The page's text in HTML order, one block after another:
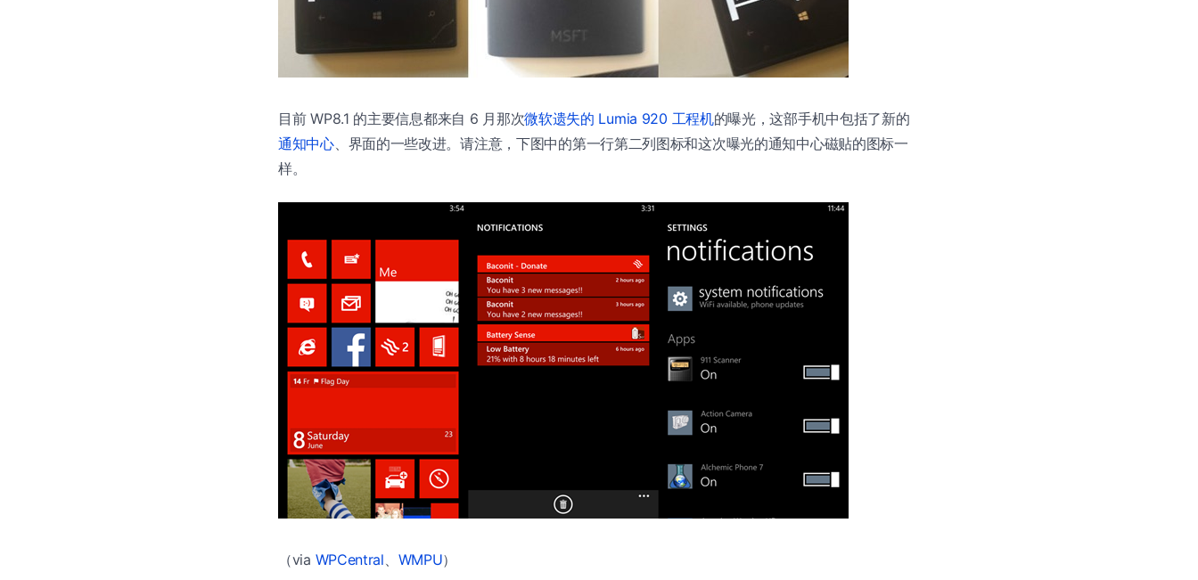
目前 WP8.1 的主要信息都来自 6 月那次微软遗失的 Lumia 920 工程机的曝光，这部手机中包括了新的
通知中心、界面的一些改进。请注意，下图中的第一行第二列图标和这次曝光的通知中心磁贴的图标一
样。
（via WPCentral WMPU）